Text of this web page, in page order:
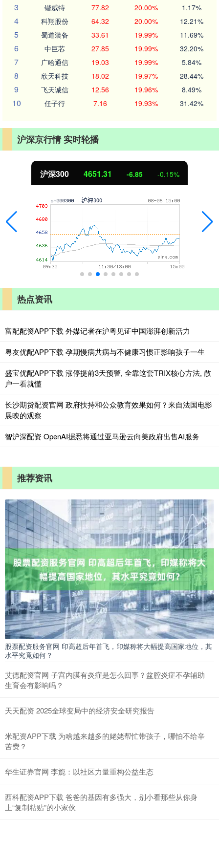
3 锴威特 77.82 20.00% 1.17%
4 科翔股份 64.32 20.00% 12.21%
5 蜀道装备 33.61 19.99% 11.69%
6 中巨芯 27.85 19.99% 32.20%
7 广哈通信 19.03 19.99% 5.84%
8 欣天科技 18.02 19.97% 28.44%
9 飞天诚信 12.56 19.96% 8.49%
10 任子行 7.16 19.93% 31.42%
沪深京行情 实时轮播
沪深300 4651.31 -6.85 -0.15%
热点资讯
富配配资APP下载 外媒记者在沪粤见证中国澎湃创新活力
粤友优配APP下载 孕期慢病共病与不健康习惯正影响孩子一生
盛宝优配APP下载 涨停提前3天预警, 全靠这套TRIX核心方法, 散
户一看就懂
长沙期货配资官网 政府扶持和公众教育效果如何？来自法国电影
展映的观察
智沪深配资 OpenAI据悉将通过亚马逊云向美政府出售AI服务
推荐资讯
股票配资服务官网 印高超后年首飞，印媒称将大幅提高国家地位，其
水平究竟如何？
艾德配资官网 子宫内膜有炎症是怎么回事？盆腔炎症不孕辅助
生育会有影响吗？
天天配资 2025全球变局中的经济安全研究报告
米配资APP下载 为啥越来越多的姥姥帮忙带孩子，哪怕不给辛
苦费？
华生证券官网 李旎：以社区力量重构公益生态
西科配资APP下载 爸爸的基因有多强大，别小看那些从你身
上“复制粘贴”的小家伙